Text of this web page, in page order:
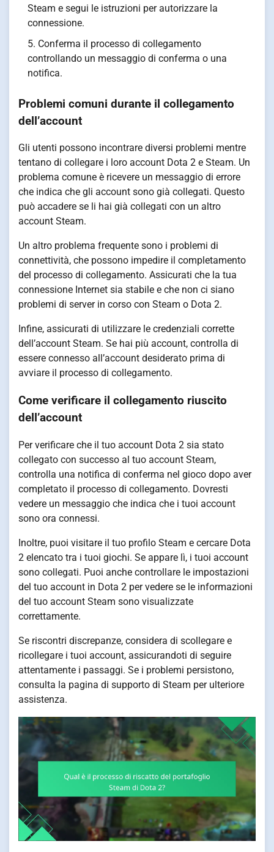
Steam e segui le istruzioni per autorizzare la
connessione.
Conferma il processo di collegamento
controllando un messaggio di conferma o una
notifica.
Problemi comuni durante il collegamento
dell’account
Gli utenti possono incontrare diversi problemi mentre
tentano di collegare i loro account Dota 2 e Steam. Un
problema comune è ricevere un messaggio di errore
che indica che gli account sono già collegati. Questo
può accadere se li hai già collegati con un altro
account Steam.
Un altro problema frequente sono i problemi di
connettività, che possono impedire il completamento
del processo di collegamento. Assicurati che la tua
connessione Internet sia stabile e che non ci siano
problemi di server in corso con Steam o Dota 2.
Infine, assicurati di utilizzare le credenziali corrette
dell’account Steam. Se hai più account, controlla di
essere connesso all’account desiderato prima di
avviare il processo di collegamento.
Come verificare il collegamento riuscito
dell’account
Per verificare che il tuo account Dota 2 sia stato
collegato con successo al tuo account Steam,
controlla una notifica di conferma nel gioco dopo aver
completato il processo di collegamento. Dovresti
vedere un messaggio che indica che i tuoi account
sono ora connessi.
Inoltre, puoi visitare il tuo profilo Steam e cercare Dota
2 elencato tra i tuoi giochi. Se appare lì, i tuoi account
sono collegati. Puoi anche controllare le impostazioni
del tuo account in Dota 2 per vedere se le informazioni
del tuo account Steam sono visualizzate
correttamente.
Se riscontri discrepanze, considera di scollegare e
ricollegare i tuoi account, assicurandoti di seguire
attentamente i passaggi. Se i problemi persistono,
consulta la pagina di supporto di Steam per ulteriore
assistenza.